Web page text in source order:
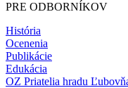
PRE ODBORNÍKOV
História
Ocenenia
Publikácie
Edukácia
OZ Priatelia hradu